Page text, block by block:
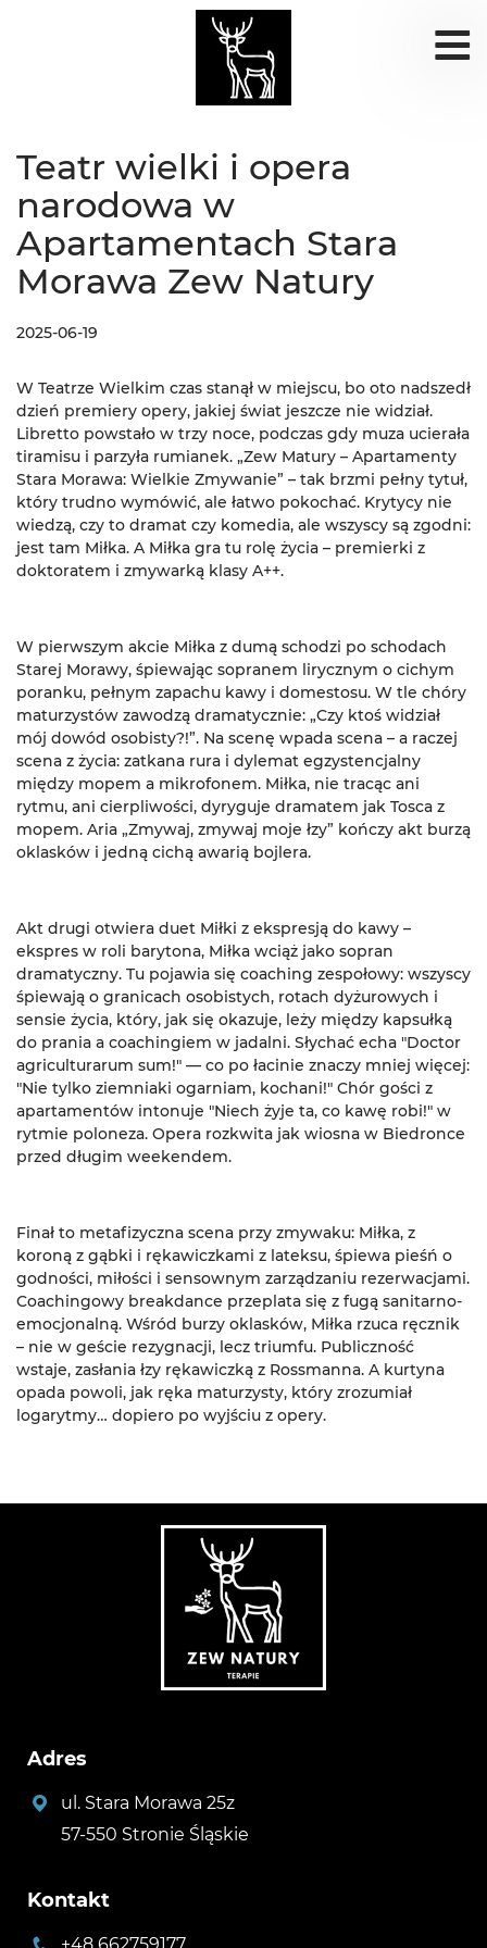
Teatr wielki i opera
narodowa w
Apartamentach Stara
Morawa Zew Natury
2025-06-19
W Teatrze Wielkim czas stanął w miejscu, bo oto nadszedł
dzień premiery opery, jakiej świat jeszcze nie widział.
Libretto powstało w trzy noce, podczas gdy muza ucierała
tiramisu i parzyła rumianek. „Zew Matury – Apartamenty
Stara Morawa: Wielkie Zmywanie” – tak brzmi pełny tytuł,
który trudno wymówić, ale łatwo pokochać. Krytycy nie
wiedzą, czy to dramat czy komedia, ale wszyscy są zgodni:
jest tam Miłka. A Miłka gra tu rolę życia – premierki z
doktoratem i zmywarką klasy A++.
W pierwszym akcie Miłka z dumą schodzi po schodach
Starej Morawy, śpiewając sopranem lirycznym o cichym
poranku, pełnym zapachu kawy i domestosu. W tle chóry
maturzystów zawodzą dramatycznie: „Czy ktoś widział
mój dowód osobisty?!”. Na scenę wpada scena – a raczej
scena z życia: zatkana rura i dylemat egzystencjalny
między mopem a mikrofonem. Miłka, nie tracąc ani
rytmu, ani cierpliwości, dyryguje dramatem jak Tosca z
mopem. Aria „Zmywaj, zmywaj moje łzy” kończy akt burzą
oklasków i jedną cichą awarią bojlera.
Akt drugi otwiera duet Miłki z ekspresją do kawy –
ekspres w roli barytona, Miłka wciąż jako sopran
dramatyczny. Tu pojawia się coaching zespołowy: wszyscy
śpiewają o granicach osobistych, rotach dyżurowych i
sensie życia, który, jak się okazuje, leży między kapsułką
do prania a coachingiem w jadalni. Słychać echa "Doctor
agriculturarum sum!" — co po łacinie znaczy mniej więcej:
"Nie tylko ziemniaki ogarniam, kochani!" Chór gości z
apartamentów intonuje "Niech żyje ta, co kawę robi!" w
rytmie poloneza. Opera rozkwita jak wiosna w Biedronce
przed długim weekendem.
Finał to metafizyczna scena przy zmywaku: Miłka, z
koroną z gąbki i rękawiczkami z lateksu, śpiewa pieśń o
godności, miłości i sensownym zarządzaniu rezerwacjami.
Coachingowy breakdance przeplata się z fugą sanitarno-
emocjonalną. Wśród burzy oklasków, Miłka rzuca ręcznik
– nie w geście rezygnacji, lecz triumfu. Publiczność
wstaje, zasłania łzy rękawiczką z Rossmanna. A kurtyna
opada powoli, jak ręka maturzysty, który zrozumiał
logarytmy… dopiero po wyjściu z opery.
Adres
ul. Stara Morawa 25z
57-550 Stronie Śląskie
Kontakt